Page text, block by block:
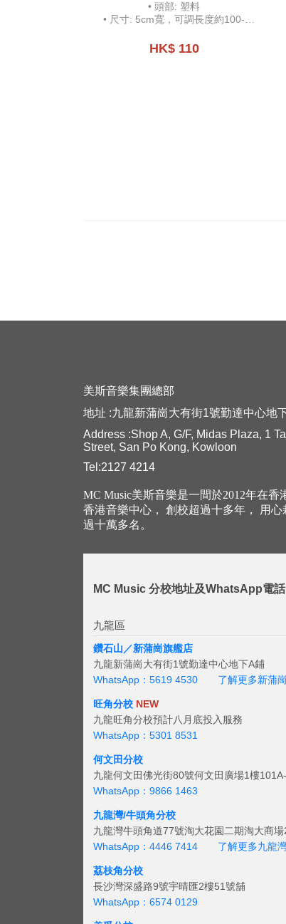
• 頭部: 塑料
• 尺寸: 5cm寬，可調長度約100-
• 可放置撥片
• 附贈撥片
HK$ 110
美斯音樂集團總部
地址 :九龍新蒲崗大有街1號勤達中心地
Address :Shop A, G/F, Midas Plaza, 1
Street, San Po Kong, Kowloon
Tel:2127 4214
MC Music美斯音樂是一間於2012年在香
香港音樂中心， 創校超過十多年， 用心
過十萬多名。
MC Music 分校地址及WhatsApp電話
九龍區
鑽石山／新蒲崗旗艦店
九龍新蒲崗大有街1號勤達中心地下A鋪
WhatsApp：5619 4530
了解更多新蒲
旺角分校 NEW
九龍旺角分校預計八月底投入服務
WhatsApp：5301 8531
何文田分校
九龍何文田佛光街80號何文田廣場1樓
WhatsApp：9866 1463
九龍灣/牛頭角分校
九龍灣牛頭角道77號淘大花園二期淘大商
WhatsApp：4446 7414
了解更多九龍
荔枝角分校
長沙灣深盛路9號宇晴匯2樓51號舖
WhatsApp：6574 0129